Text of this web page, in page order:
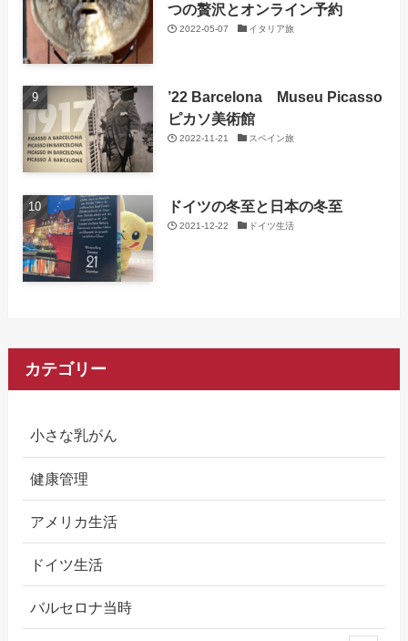
つの贅沢とオンライン予約
2022-05-07 イタリア旅
’22 Barcelona Museu Picasso
ピカソ美術館
2022-11-21 スペイン旅
ドイツの冬至と日本の冬至
2021-12-22 ドイツ生活
カテゴリー
小さな乳がん
健康管理
アメリカ生活
ドイツ生活
バルセロナ当時